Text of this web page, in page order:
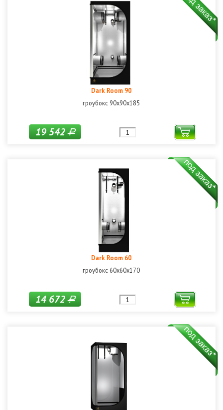
Dark Room 90
гроубокс 90x90x185
19 542Р
Dark Room 60
гроубокс 60х60х170
14 672Р